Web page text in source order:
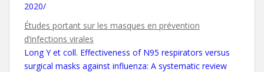
2020/
Études portant sur les masques en prévention
d’infections virales
Long Y et coll. Effectiveness of N95 respirators versus
surgical masks against influenza: A systematic review